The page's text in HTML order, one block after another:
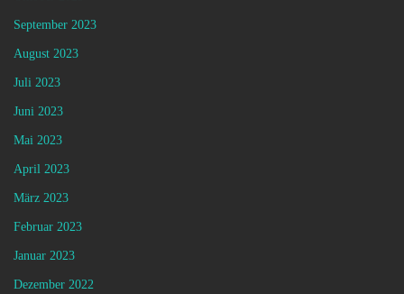
September 2023
August 2023
Juli 2023
Juni 2023
Mai 2023
April 2023
März 2023
Februar 2023
Januar 2023
Dezember 2022